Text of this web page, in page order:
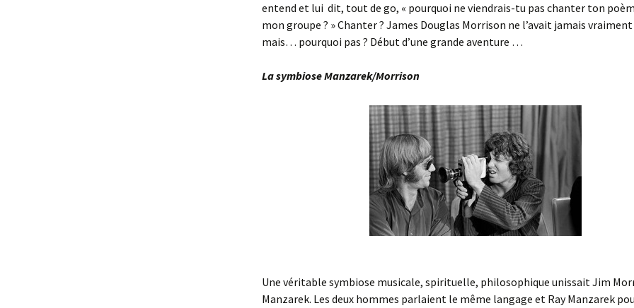
entend et lui dit, tout de go, « pourquoi ne viendrais-tu pas chanter ton
mon groupe ? » Chanter ? James Douglas Morrison ne l’avait jamais
mais… pourquoi pas ? Début d’une grande aventure …
La symbiose Manzarek/Morrison
Une véritable symbiose musicale, spirituelle, philosophique unissait Jim
Manzarek. Les deux hommes parlaient le même langage et Ray Manzarek